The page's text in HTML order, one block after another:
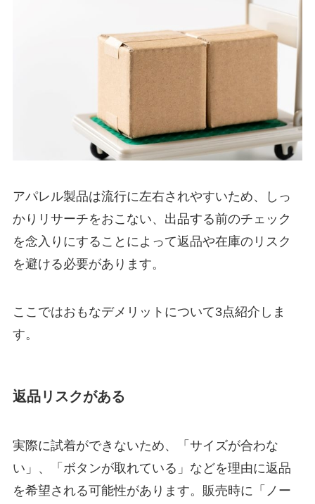
アパレル製品は流行に左右されやすいため、しっ
かりリサーチをおこない、出品する前のチェック
を念入りにすることによって返品や在庫のリスク
を避ける必要があります。
ここではおもなデメリットについて3点紹介しま
す。
返品リスクがある
実際に試着ができないため、「サイズが合わな
い」、「ボタンが取れている」などを理由に返品
を希望される可能性があります。販売時に「ノー